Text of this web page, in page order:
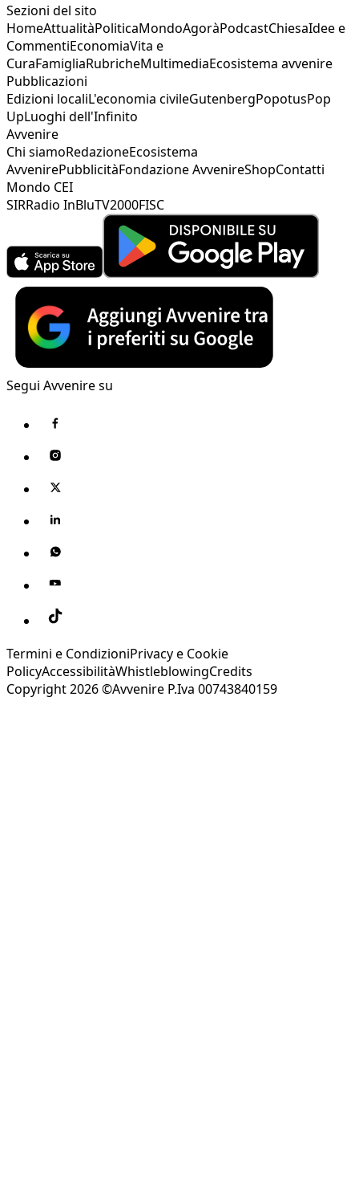
Sezioni del sito
HomeAttualitàPoliticaMondoAgoràPodcastChiesaIdee e
CommentiEconomiaVita e
CuraFamigliaRubricheMultimediaEcosistema avvenire
Pubblicazioni
Edizioni localiL'economia civileGutenbergPopotusPop
UpLuoghi dell'Infinito
Avvenire
Chi siamoRedazioneEcosistema
AvvenirePubblicitàFondazione AvvenireShopContatti
Mondo CEI
SIRRadio InBluTV2000FISC
Segui Avvenire su
Termini e CondizioniPrivacy e Cookie
PolicyAccessibilitàWhistleblowingCredits
Copyright 2026 ©Avvenire P.Iva 00743840159